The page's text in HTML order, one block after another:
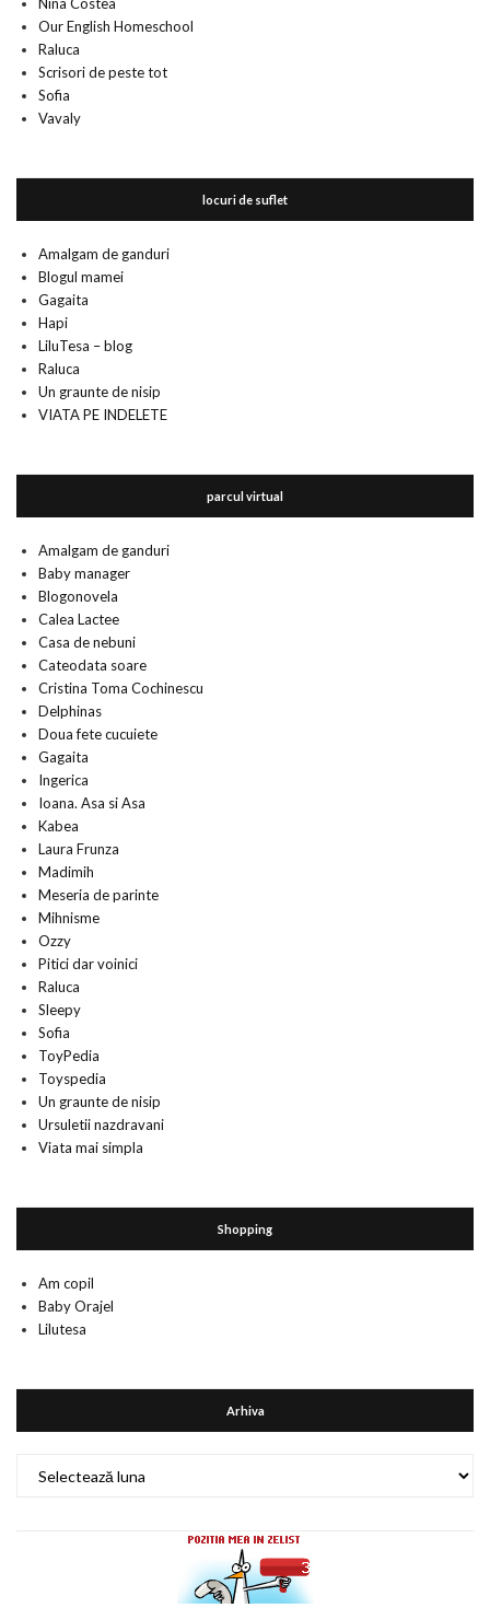
Our English Homeschool
Raluca
Scrisori de peste tot
Sofia
Vavaly
locuri de suflet
Amalgam de ganduri
Blogul mamei
Gagaita
Hapi
LiluTesa – blog
Raluca
Un graunte de nisip
VIATA PE INDELETE
parcul virtual
Amalgam de ganduri
Baby manager
Blogonovela
Calea Lactee
Casa de nebuni
Cateodata soare
Cristina Toma Cochinescu
Delphinas
Doua fete cucuiete
Gagaita
Ingerica
Ioana. Asa si Asa
Kabea
Laura Frunza
Madimih
Meseria de parinte
Mihnisme
Ozzy
Pitici dar voinici
Raluca
Sleepy
Sofia
ToyPedia
Toyspedia
Un graunte de nisip
Ursuletii nazdravani
Viata mai simpla
Shopping
Am copil
Baby Orajel
Lilutesa
Arhiva